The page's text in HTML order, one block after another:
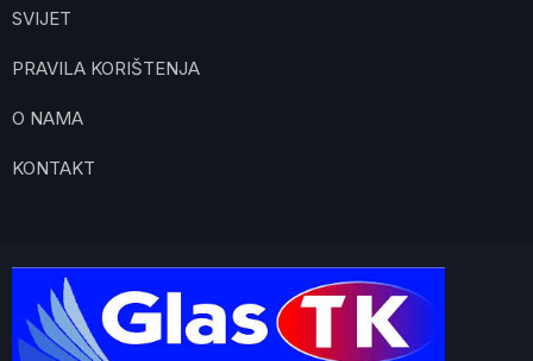
SVIJET
PRAVILA KORIŠTENJA
O NAMA
KONTAKT